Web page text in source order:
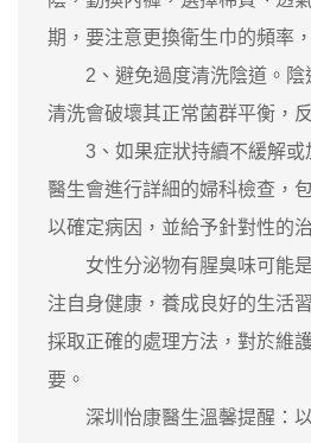
期，要注意更換衛生巾的頻率
2、避免過度清洗陰道。陰
清洗會破壞其正常菌群平衡，
3、如果症狀持續不緩解或
醫生會進行詳細的婦科檢查，
以確定病因，並給予針對性的
女性分泌物有腥臭味可能是
注自身健康，養成良好的生活
採取正確的處理方法，對於維
要。
深圳怡康醫生溫馨提醒：以